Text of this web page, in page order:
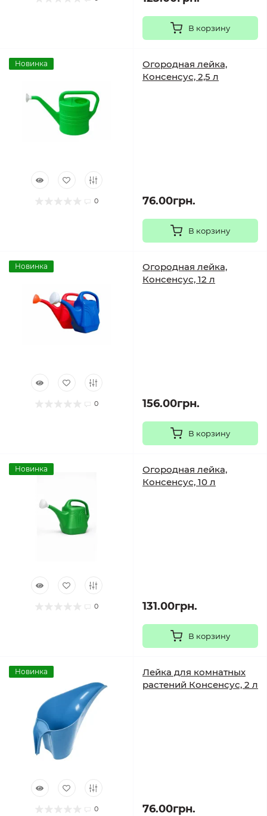
В корзину
Новинка
0
Огородная лейка,
Консенсус, 2,5 л
76.00грн.
В корзину
Новинка
0
Огородная лейка,
Консенсус, 12 л
156.00грн.
В корзину
Новинка
0
Огородная лейка,
Консенсус, 10 л
131.00грн.
В корзину
Новинка
0
Лейка для комнатных
растений Консенсус, 2 л
76.00грн.